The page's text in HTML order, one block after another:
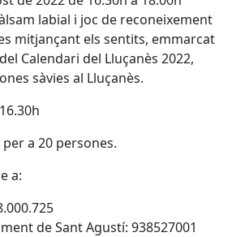
labial i joc de reconeixement
mitjançant els sentits, emmarcat
Calendari del Lluçanès 2022,
sàvies al Lluçanès.
a 20 persones.
a:
de Sant Agustí: 938527001